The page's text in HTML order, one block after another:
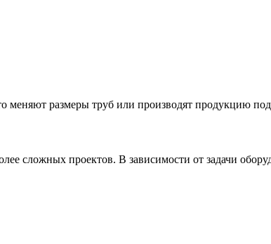
меняют размеры труб или производят продукцию под
сложных проектов. В зависимости от задачи